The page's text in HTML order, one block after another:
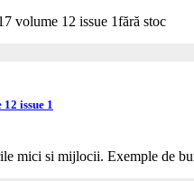
fără stoc
issue 1